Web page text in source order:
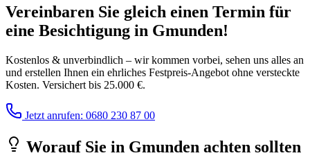
Vereinbaren Sie gleich einen Termin für
eine Besichtigung in Gmunden!
Kostenlos & unverbindlich – wir kommen vorbei, sehen uns alles an
und erstellen Ihnen ein ehrliches Festpreis-Angebot ohne versteckte
Kosten. Versichert bis 25.000 €.
Jetzt anrufen: 0680 230 87 00
Worauf Sie in Gmunden achten sollten